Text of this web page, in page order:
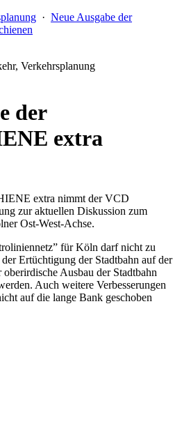
· Neue Ausgabe der
Verkehrsplanung
der
extra
extra nimmt der VCD
zur aktuellen Diskussion zum
Ost-West-Achse.
für Köln darf nicht zu
Ertüchtigung der Stadtbahn auf der
Ausbau der Stadtbahn
Auch weitere Verbesserungen
auf die lange Bank geschoben